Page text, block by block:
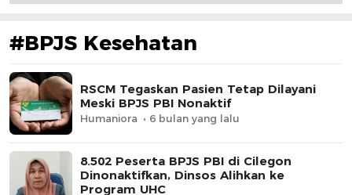
#BPJS Kesehatan
RSCM Tegaskan Pasien Tetap Dilayani
Meski BPJS PBI Nonaktif
Humaniora 6 bulan yang lalu
8.502 Peserta BPJS PBI di Cilegon
Dinonaktifkan, Dinsos Alihkan ke
Program UHC